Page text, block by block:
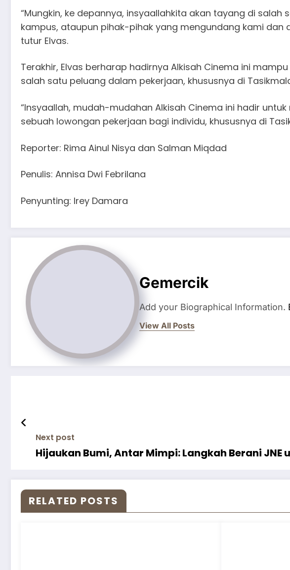
“Mungkin, ke depannya, insyaallahkita akan tayang di
kampus, ataupun pihak-pihak yang mengundang kami dan
tutur Elvas.
Terakhir, Elvas berharap hadirnya Alkisah Cinema ini
salah satu peluang dalam pekerjaan, khususnya di
“Insyaallah, mudah-mudahan Alkisah Cinema ini hadir
sebuah lowongan pekerjaan bagi individu, khususnya di
Reporter: Rima Ainul Nisya dan Salman Miqdad
Penulis: Annisa Dwi Febrilana
Penyunting: Irey Damara
Gemercik
Add your Biographical Information.
View All Posts
Next post
Hijaukan Bumi, Antar Mimpi: Langkah Berani JNE
RELATED POSTS